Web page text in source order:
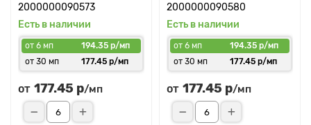
2000000090573
Есть в наличии
от 6 мп
194.35 р/мп
от 30 мп
177.45 р/мп
от 177.45 р/мп
2000000090580
Есть в наличии
от 6 мп
194.35 р/мп
от 30 мп
177.45 р/мп
от 177.45 р/мп